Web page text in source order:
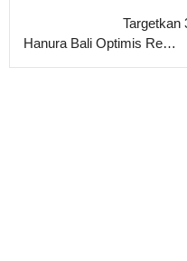
Targetkan
Hanura Bali Optimis Re…